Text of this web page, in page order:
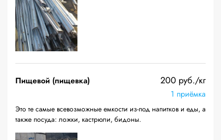
Пищевой (пищевка) 200 руб./кг
1 приёмка
Это те самые всевозможные емкости из-под напитков и еды, а
также посуда: ложки, кастрюли, бидоны.